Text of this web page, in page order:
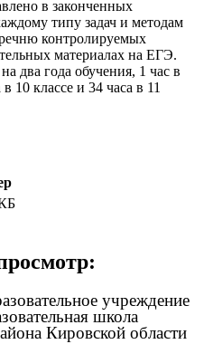
в законченных
типу задач и методам
контролируемых
материалах на ЕГЭ.
два года обучения, 1 час в
10 классе и 34 часа в 11
учреждение
школа
Кировской области